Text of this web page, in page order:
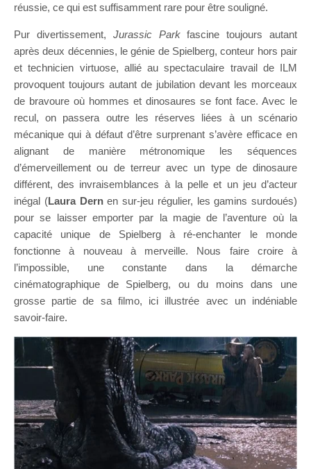
réussie, ce qui est suffisamment rare pour être souligné.
Pur divertissement, Jurassic Parkfascine toujours autant
après deux décennies, le génie de Spielberg, conteur hors pair
et technicien virtuose, allié au spectaculaire travail de ILM
provoquent toujours autant de jubilation devant les morceaux
de bravoure où hommes et dinosaures se font face. Avec le
recul, on passera outre les réserves liées à un scénario
mécanique qui à défaut d’être surprenant s’avère efficace en
alignant de manière métronomique les séquences
d’émerveillement ou de terreur avec un type de dinosaure
différent, des invraisemblances à la pelle et un jeu d’acteur
inégal (Laura Dernen sur-jeu régulier, les gamins surdoués)
pour se laisser emporter par la magie de l’aventure où la
capacité unique de Spielberg à ré-enchanter le monde
fonctionne à nouveau à merveille. Nous faire croire à
l’impossible, une constante dans la démarche
cinématographique de Spielberg, ou du moins dans une
grosse partie de sa filmo, ici illustrée avec un indéniable
savoir-faire.